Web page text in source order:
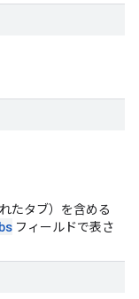
たタブ）を含める
フィールドで表さ